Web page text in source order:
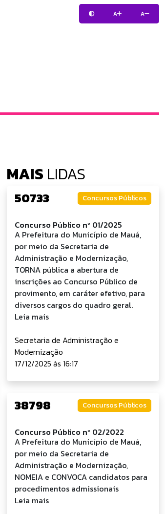
A A
MAISLIDAS
50733 Concursos Públicos
Concurso Público nº 01/2025
A Prefeitura do Município de Mauá,
por meio da Secretaria de
Administração e Modernização,
TORNA pública a abertura de
inscrições ao Concurso Público de
provimento, em caráter efetivo, para
diversos cargos do quadro geral.
Leia mais
Secretaria de Administração e
Modernização
17/12/2025 às 16:17
38798 Concursos Públicos
Concurso Público nº 02/2022
A Prefeitura do Município de Mauá,
por meio da Secretaria de
Administração e Modernização,
NOMEIA e CONVOCA candidatos para
procedimentos admissionais
Leia mais